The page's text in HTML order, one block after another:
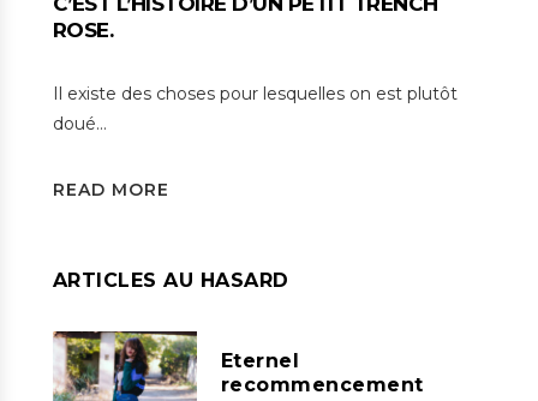
ROSE.
Il existe des choses pour lesquelles on est plutôt
doué…
READ MORE
ARTICLES AU HASARD
Eternel
recommencement